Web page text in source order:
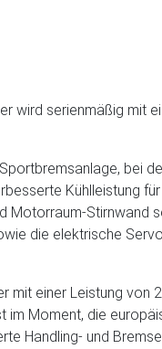
wird serienmäßig mit
bei
Kühlleistung
Motorraum-Stirnwand
die elektrische
mit einer Leistung von
im Moment, die
Handling- und